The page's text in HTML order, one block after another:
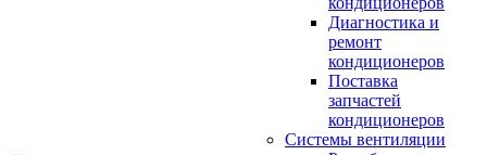
Диагностика и
ремонт
кондиционеров
Поставка
запчастей
кондиционеров
Системы вентиляции